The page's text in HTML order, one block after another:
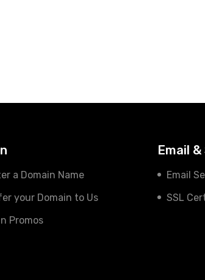
a Domain Name
your Domain to Us
Promos
Email
Email
SSL